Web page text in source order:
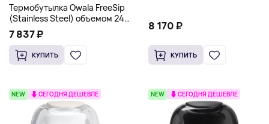
Термобутылка Owala FreeSip
(Stainless Steel) объемом 24
унции (710 мл), серый
7 837 ₽
КУПИТЬ
8 170 ₽
КУПИТЬ
NEW СЕГОДНЯ ДЕШЕВЛЕ NEW СЕГОДНЯ ДЕШЕВЛЕ